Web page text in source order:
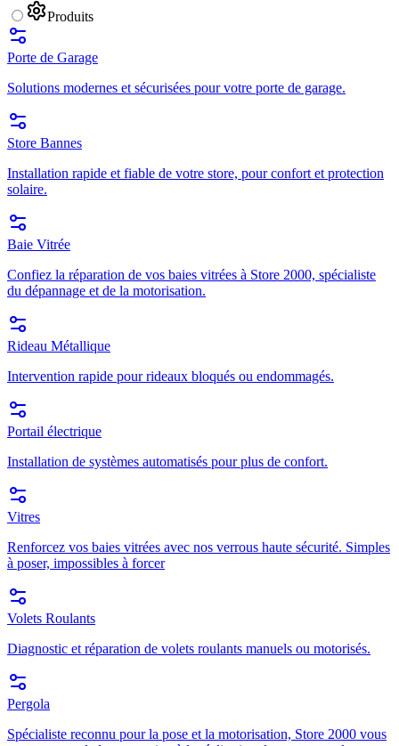
Produits
Porte de Garage
Solutions modernes et sécurisées pour votre porte de garage.
Store Bannes
Installation rapide et fiable de votre store, pour confort et protection
solaire.
Baie Vitrée
Confiez la réparation de vos baies vitrées à Store 2000, spécialiste
du dépannage et de la motorisation.
Rideau Métallique
Intervention rapide pour rideaux bloqués ou endommagés.
Portail électrique
Installation de systèmes automatisés pour plus de confort.
Vitres
Renforcez vos baies vitrées avec nos verrous haute sécurité. Simples
à poser, impossibles à forcer
Volets Roulants
Diagnostic et réparation de volets roulants manuels ou motorisés.
Pergola
Spécialiste reconnu pour la pose et la motorisation, Store 2000 vous